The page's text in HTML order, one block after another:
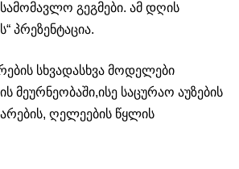
გეგმები. ამ დღის
პრეზენტაცია.
სხვადასხვა მოდელები
საცურაო აუზების
ღელეების წყლის